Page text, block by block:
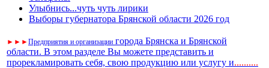
Улыбнись...чуть чуть лирики
Выборы губернатора Брянской области 2026 год
► ► ►Предприятия и организации города Брянска и Брянской
области. В этом разделе Вы можете представить и
прорекламировать себя, свою продукцию или услугу и..........